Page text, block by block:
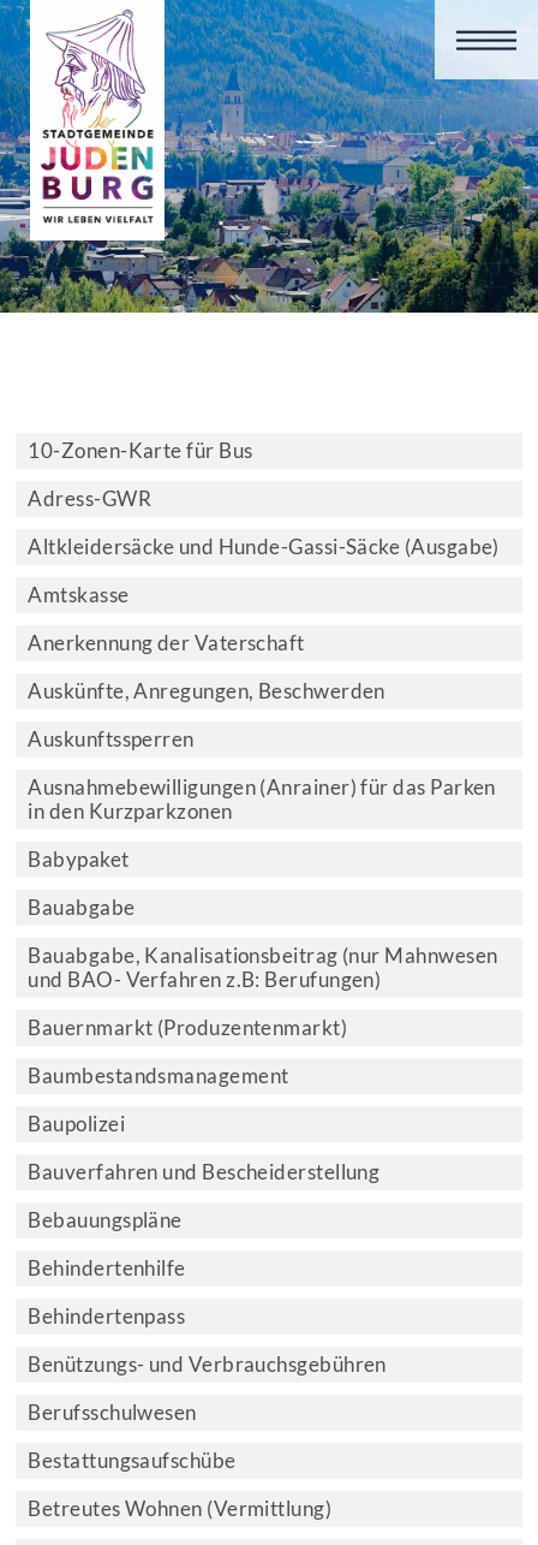
10-Zonen-Karte für Bus
Adress-GWR
Altkleidersäcke und Hunde-Gassi-Säcke (Ausgabe)
Amtskasse
Anerkennung der Vaterschaft
Auskünfte, Anregungen, Beschwerden
Auskunftssperren
Ausnahmebewilligungen (Anrainer) für das Parken
in den Kurzparkzonen
Babypaket
Bauabgabe
Bauabgabe, Kanalisationsbeitrag (nur Mahnwesen
und BAO- Verfahren z.B: Berufungen)
Bauernmarkt (Produzentenmarkt)
Baumbestandsmanagement
Baupolizei
Bauverfahren und Bescheiderstellung
Bebauungspläne
Behindertenhilfe
Behindertenpass
Benützungs- und Verbrauchsgebühren
Berufsschulwesen
Bestattungsaufschübe
Betreutes Wohnen (Vermittlung)